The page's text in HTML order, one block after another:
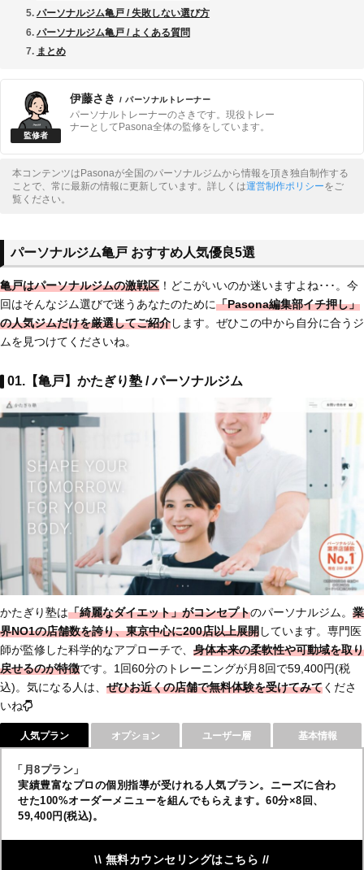
パーソナルジム亀戸 / 失敗しない選び方
パーソナルジム亀戸 / よくある質問
まとめ
伊藤さき / パーソナルトレーナー
パーソナルトレーナーのさきです。現役トレー
ナーとしてPasona全体の監修をしています。
本コンテンツはPasonaが全国のパーソナルジムから情報を頂き独自制作する
ことで、常に最新の情報に更新しています。詳しくは運営制作ポリシーをご
覧ください。
パーソナルジム亀戸 おすすめ人気優良5選
亀戸はパーソナルジムの激戦区 ！どこがいいのか迷いますよね･･･。今
回はそんなジム選びで迷うあなたのために「Pasona編集部イチ押し」
の人気ジムだけを厳選してご紹介します。ぜひこの中から自分に合うジ
ムを見つけてくださいね。
01.【亀戸】かたぎり塾 / パーソナルジム
かたぎり塾は「綺麗なダイエット」がコンセプトのパーソナルジム。 業
界NO1の店舗数を誇り、東京中心に200店以上展開しています。専門医
師が監修した科学的なアプローチで、 身体本来の柔軟性や可動域を取り
戻せるのが特徴です。1回60分のトレーニングが月8回で59,400円(税
込)。気になる人は、 ぜひお近くの店舗で無料体験を受けてみてくださ
いね
人気プラン オプション ユーザー層 基本情報
「月8プラン」
実績豊富なプロの個別指導が受けれる人気プラン。ニーズに合わ
せた100%オーダーメニューを組んでもらえます。60分×8回、
59,400円(税込)。
\\ 無料カウンセリングはこちら //